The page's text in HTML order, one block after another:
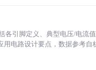
各引脚定义、典型电压/电流
电路设计要点，数据参考自